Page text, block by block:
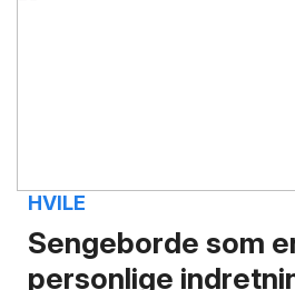
Sengeborde som
personlige
HVILE